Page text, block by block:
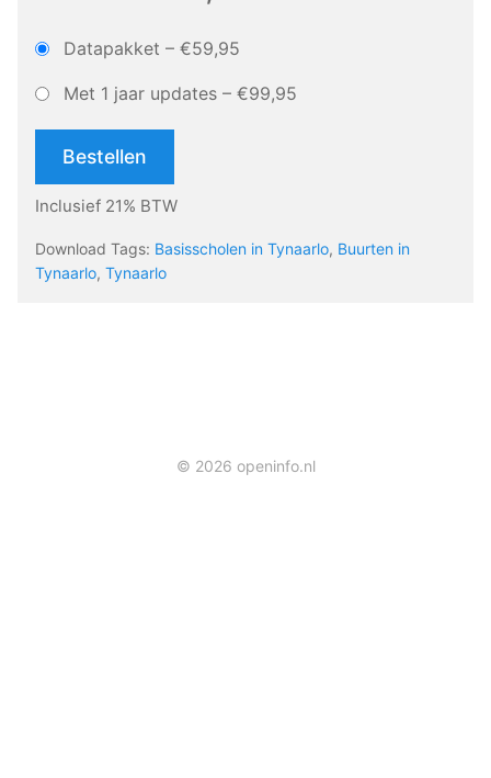
Datapakket – €59,95
Met 1 jaar updates – €99,95
Bestellen
Inclusief 21% BTW
Download Tags: Basisscholen in Tynaarlo, Buurten in
Tynaarlo, Tynaarlo
© 2026 openinfo.nl